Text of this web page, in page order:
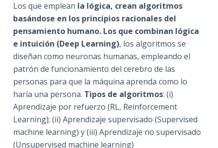
Los que emplean la lógica, crean algoritmos
basándose en los principios racionales del
pensamiento humano. Los que combinan lógica
e intuición (Deep Learning), los algoritmos se
diseñan como neuronas humanas, empleando el
patrón de funcionamiento del cerebro de las
personas para que la máquina aprenda como lo
haría una persona. Tipos de algoritmos: (i)
Aprendizaje por refuerzo (RL, Reinforcement
Learning); (ii) Aprendizaje supervisado (Supervised
machine learning) y (iii) Aprendizaje no supervisado
(Unsupervised machine learning)